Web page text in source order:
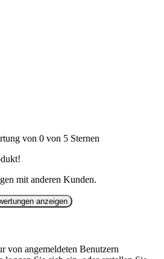
von 0 von 5 Sternen
mit anderen Kunden.
anzeigen
von angemeldeten Benutzern